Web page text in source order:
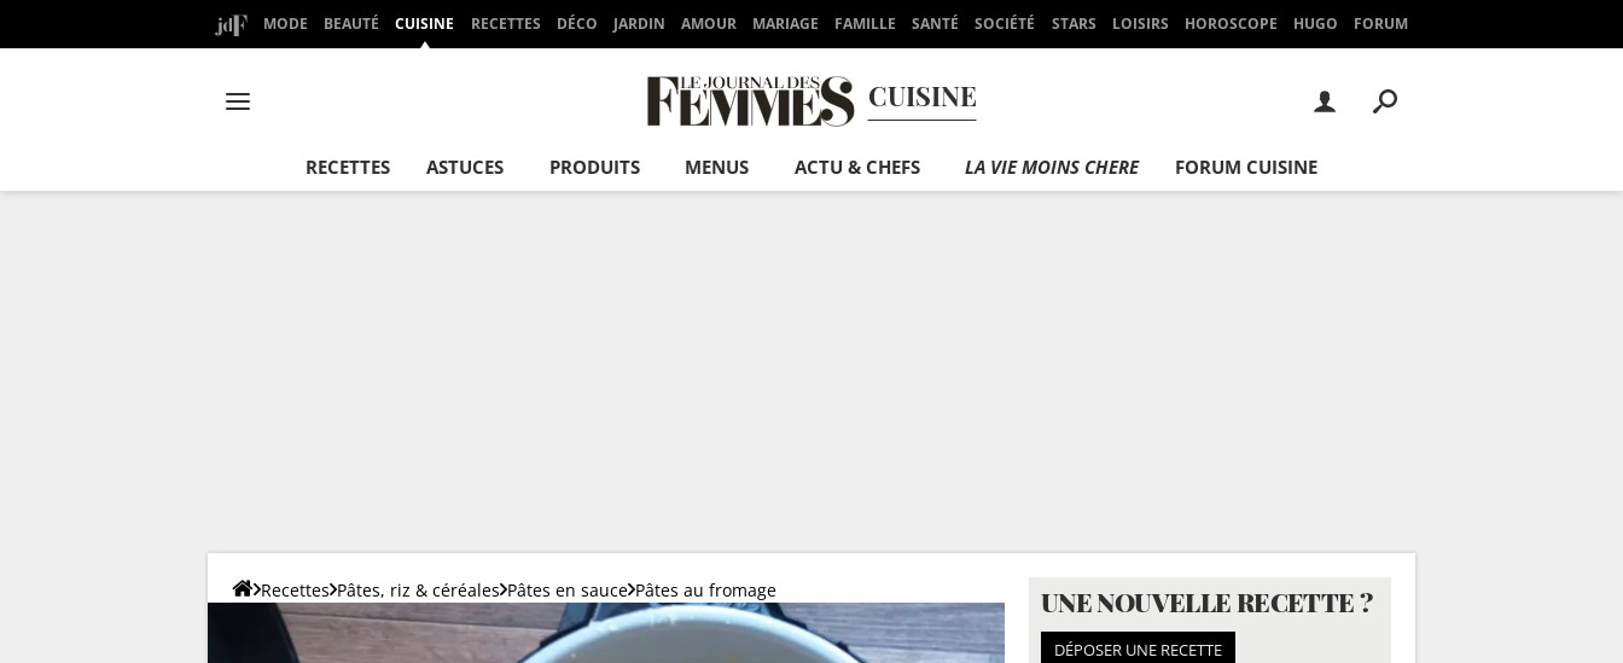
MODE BEAUTÉ CUISINE RECETTES DÉCO JARDIN AMOUR MARIAGE FAMILLE SANTÉ SOCIÉTÉ STARS LOISIRS HOROSCOPE HUGO FORUM
CUISINE
RECETTES ASTUCES PRODUITS MENUS ACTU & CHEFS LA VIE MOINS CHERE FORUM CUISINE
Recettes Pâtes, riz & céréales Pâtes en sauce Pâtes au fromage UNE NOUVELLE RECETTE ?
DÉPOSER UNE RECETTE